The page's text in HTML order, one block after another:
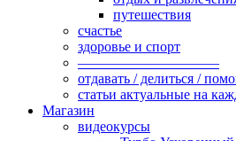
путешествия
счастье
здоровье и спорт
——————————
отдавать / делиться /
статьи актуальные на
Магазин
видеокурсы